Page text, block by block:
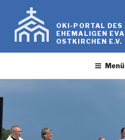
springen
OKI-PORTAL DES
EHEMALIGEN
OSTKIRCHEN E.V.
Menü